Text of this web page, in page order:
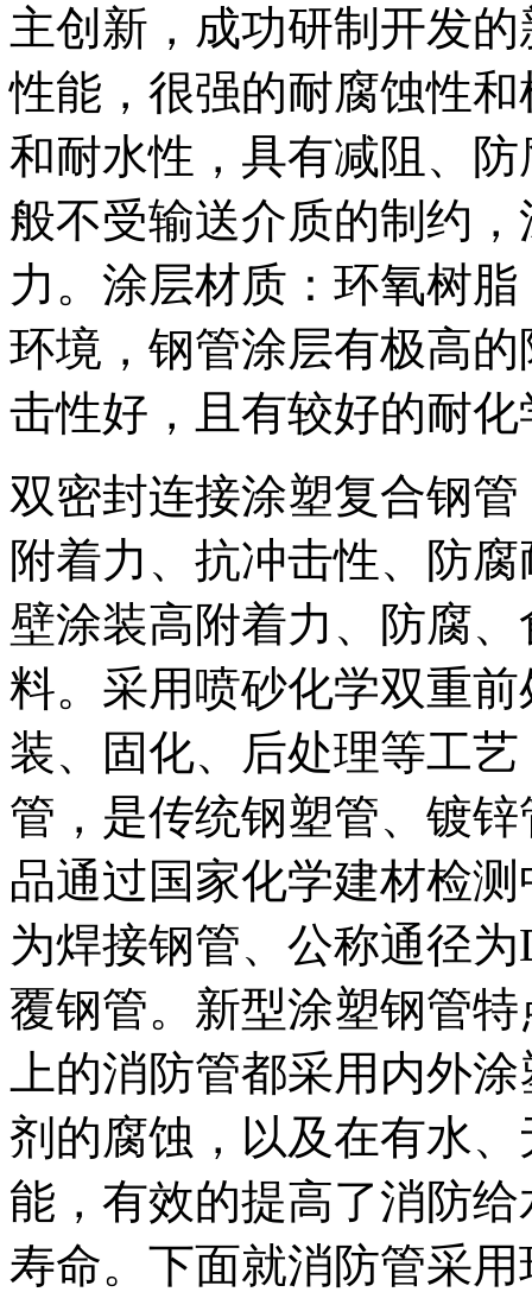
主创新，成功研制开发
性能，很强的耐腐蚀性
和耐水性，具有减阻、
般不受输送介质的制约
力。涂层材质：环氧树
环境，钢管涂层有极高
击性好，且有较好的耐
双密封连接涂塑复合钢
附着力、抗冲击性、防
壁涂装高附着力、防腐
料。采用喷砂化学双重
装、固化、后处理等工
管，是传统钢塑管、镀
品通过国家化学建材检
为焊接钢管、公称通径
覆钢管。新型涂塑钢管
上的消防管都采用内外
剂的腐蚀，以及在有水
能，有效的提高了消防
寿命。下面就消防管采